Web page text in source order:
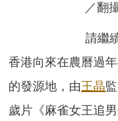
／翻
請繼
香港向來在農曆過
的發源地，由王晶
歲片《麻雀女王追